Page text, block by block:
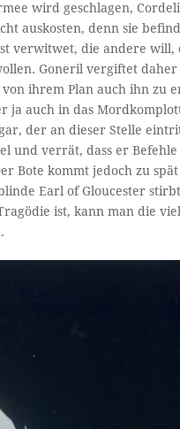
wird geschlagen,
auskosten, denn sie
verwitwet, die andere
Goneril vergiftet
ihrem Plan auch ihn zu
ja auch in das
der an dieser Stelle
und verrät, dass er
Bote kommt jedoch zu
Earl of Gloucester
ist, kann man die